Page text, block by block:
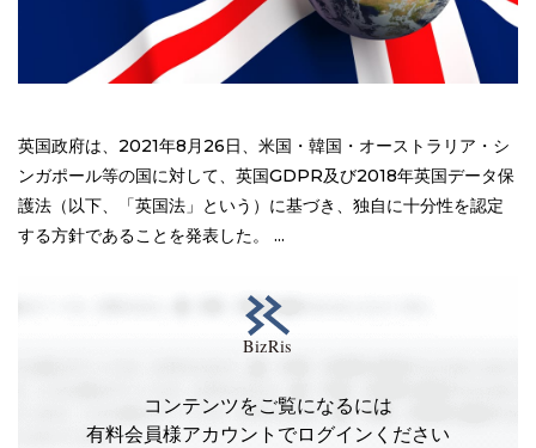
英国政府は、2021年8月26日、米国・韓国・オーストラリア・シ
ンガポール等の国に対して、英国GDPR及び2018年英国データ保
護法（以下、「英国法」という）に基づき、独自に十分性を認定
する方針であることを発表した。 ...
コンテンツをご覧になるには
有料会員様アカウントでログインください